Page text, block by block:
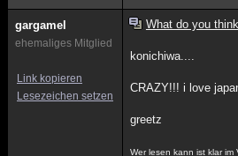
gargamel
ehemaliges Mitglied
Link kopieren
Lesezeichen setzen
What do you
konichiwa....
CRAZY!!! i love
greetz
Wer lesen kann ist klar im